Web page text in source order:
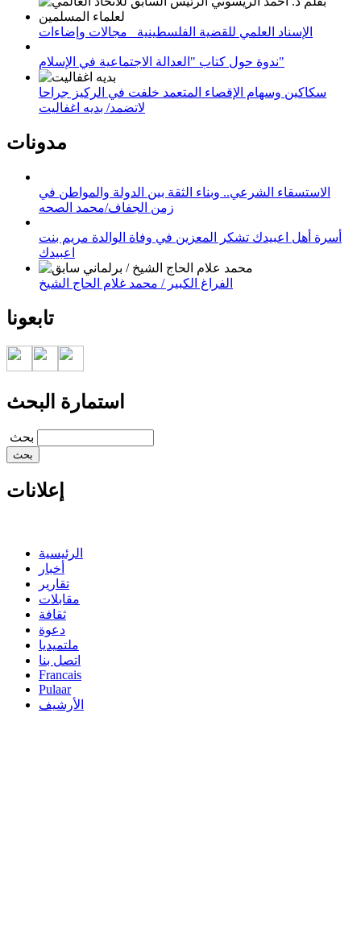
الإسناد العلمي للقضية الفلسطينية_ مجالات وإضاءات
ندوة حول كتاب "العدالة الاجتماعية في الإسلام"
سكاكين وسهام الإقصاء المتعمد خلفت في الركيز جراحا
لاتضمد/ بديه اغفاليت
مدونات
الاستسقاء الشرعي.. وبناء الثقة بين الدولة والمواطن في
زمن الجفاف/محمد الصحه
أسرة أهل اعبيدك تشكر المعزين في وفاة الوالدة مريم بنت
اعبيدك
الفراغ الكبير / محمد غلام الحاج الشيخ
تابعونا
استمارة البحث
‏بحث ‏
إعلانات
الرئيسية
أخبار
تقارير
مقابلات
ثقافة
دعوة
ملتميديا
اتصل بنا
Francais
Pulaar
الأرشيف